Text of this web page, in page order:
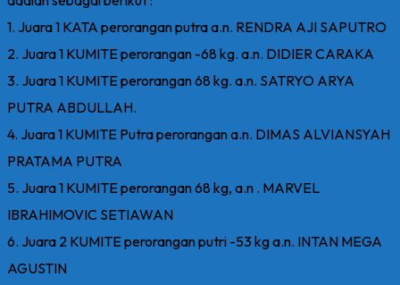
1. Juara 1 KATA perorangan putra a.n. RENDRA AJI SAPUTRO
2. Juara 1 KUMITE perorangan -68 kg. a.n. DIDIER CARAKA
3. Juara 1 KUMITE perorangan 68 kg. a.n. SATRYO ARYA
PUTRA ABDULLAH.
4. Juara 1 KUMITE Putra perorangan a.n. DIMAS ALVIANSYAH
PRATAMA PUTRA
5. Juara 1 KUMITE perorangan 68 kg, a.n . MARVEL
IBRAHIMOVIC SETIAWAN
6. Juara 2 KUMITE perorangan putri -53 kg a.n. INTAN MEGA
AGUSTIN